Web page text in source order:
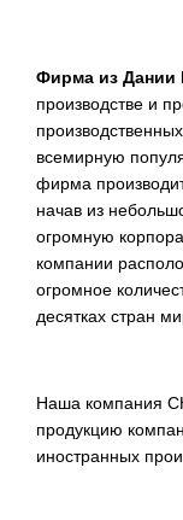
Фирма из Дании
производстве и
всемирную
фирма
начав из
огромную
компании
огромное
десятках стран
Наша компания
продукцию
иностранных